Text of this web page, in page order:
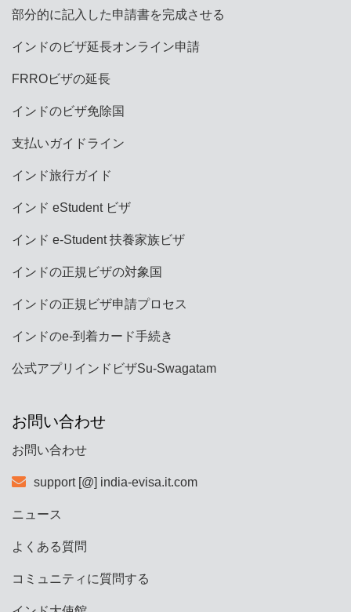
部分的に記入した申請書を完成させる
インドのビザ延長オンライン申請
FRROビザの延長
インドのビザ免除国
支払いガイドライン
インド旅行ガイド
インド eStudent ビザ
インド e-Student 扶養家族ビザ
インドの正規ビザの対象国
インドの正規ビザ申請プロセス
インドのe-到着カード手続き
公式アプリインドビザSu-Swagatam
お問い合わせ
お問い合わせ
support [@] india-evisa.it.com
ニュース
よくある質問
コミュニティに質問する